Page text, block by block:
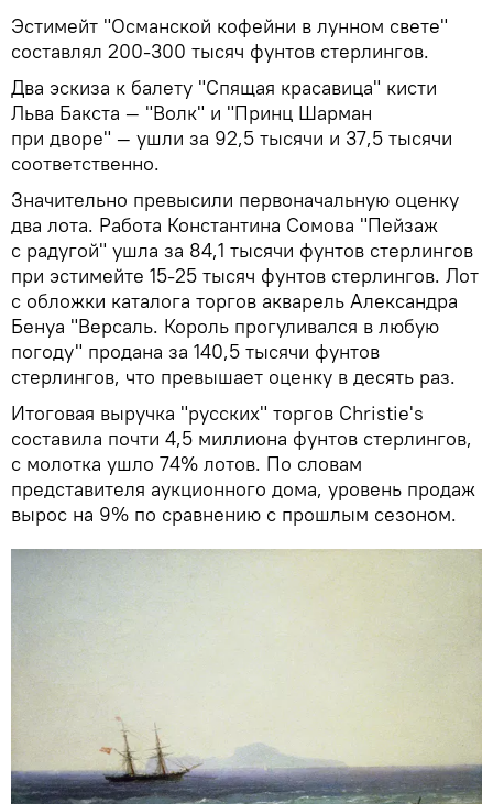
Эстимейт "Османской кофейни в лунном свете"
составлял 200-300 тысяч фунтов стерлингов.
Два эскиза к балету "Спящая красавица" кисти
Льва Бакста — "Волк" и "Принц Шарман
при дворе" — ушли за 92,5 тысячи и 37,5 тысячи
соответственно.
Значительно превысили первоначальную оценку
два лота. Работа Константина Сомова "Пейзаж
с радугой" ушла за 84,1 тысячи фунтов стерлингов
при эстимейте 15-25 тысяч фунтов стерлингов. Лот
с обложки каталога торгов акварель Александра
Бенуа "Версаль. Король прогуливался в любую
погоду" продана за 140,5 тысячи фунтов
стерлингов, что превышает оценку в десять раз.
Итоговая выручка "русских" торгов Christie's
составила почти 4,5 миллиона фунтов стерлингов,
с молотка ушло 74% лотов. По словам
представителя аукционного дома, уровень продаж
вырос на 9% по сравнению с прошлым сезоном.